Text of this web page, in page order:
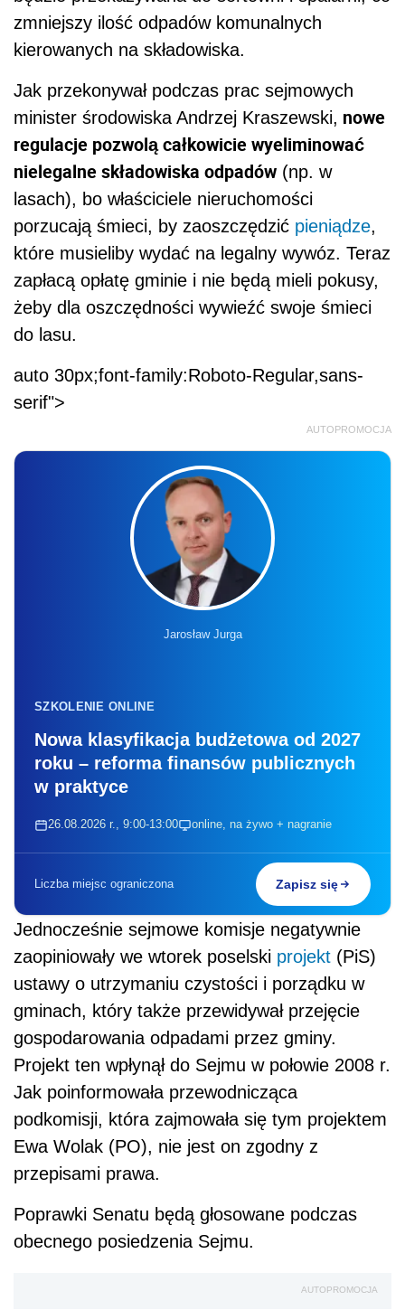
zmniejszy ilość odpadów komunalnych
kierowanych na składowiska.
Jak przekonywał podczas prac sejmowych
minister środowiska Andrzej Kraszewski, nowe
regulacje pozwolą całkowicie wyeliminować
nielegalne składowiska odpadów (np. w
lasach), bo właściciele nieruchomości
porzucają śmieci, by zaoszczędzić pieniądze,
które musieliby wydać na legalny wywóz. Teraz
zapłacą opłatę gminie i nie będą mieli pokusy,
żeby dla oszczędności wywieźć swoje śmieci
do lasu.
auto 30px;font-family:Roboto-Regular,sans-
serif">
AUTOPROMOCJA
Jarosław Jurga
SZKOLENIE ONLINE
Nowa klasyfikacja budżetowa od 2027
roku – reforma finansów publicznych
w praktyce
26.08.2026 r., 9:00-13:00 online, na żywo + nagranie
Liczba miejsc ograniczona Zapisz się
Jednocześnie sejmowe komisje negatywnie
zaopiniowały we wtorek poselski projekt (PiS)
ustawy o utrzymaniu czystości i porządku w
gminach, który także przewidywał przejęcie
gospodarowania odpadami przez gminy.
Projekt ten wpłynął do Sejmu w połowie 2008 r.
Jak poinformowała przewodnicząca
podkomisji, która zajmowała się tym projektem
Ewa Wolak (PO), nie jest on zgodny z
przepisami prawa.
Poprawki Senatu będą głosowane podczas
obecnego posiedzenia Sejmu.
AUTOPROMOCJA